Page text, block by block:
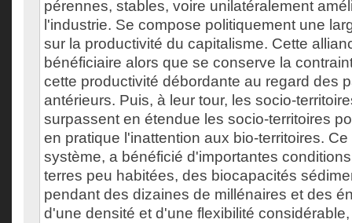
pérennes, stables, voire unilatéralement
l'industrie. Se compose politiquement une
sur la productivité du capitalisme. Cette
bénéficiaire alors que se conserve la
cette productivité débordante au regard des
antérieurs. Puis, à leur tour, les socio-
surpassent en étendue les socio-territoires
en pratique l'inattention aux bio-territoires.
système, a bénéficié d'importantes
terres peu habitées, des biocapacités
pendant des dizaines de millénaires et des
d'une densité et d'une flexibilité